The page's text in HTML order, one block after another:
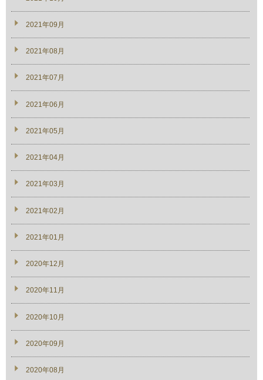
2021年09月
2021年08月
2021年07月
2021年06月
2021年05月
2021年04月
2021年03月
2021年02月
2021年01月
2020年12月
2020年11月
2020年10月
2020年09月
2020年08月